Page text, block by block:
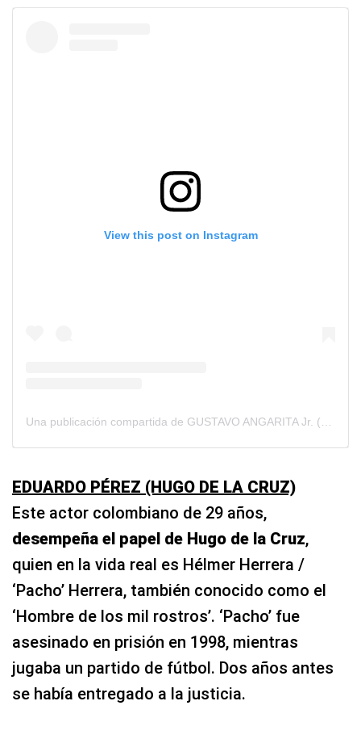
View this post on Instagram
EDUARDO PÉREZ (HUGO DE LA CRUZ)
Este actor colombiano de 29 años,
desempeña el papel de Hugo de la Cruz,
quien en la vida real es Hélmer Herrera /
‘Pacho’ Herrera, también conocido como el
‘Hombre de los mil rostros’. ‘Pacho’ fue
asesinado en prisión en 1998, mientras
jugaba un partido de fútbol. Dos años antes
se había entregado a la justicia.